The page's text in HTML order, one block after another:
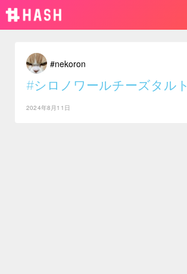
#nekoron
#シロノワールチーズタルト
2024年8月11日